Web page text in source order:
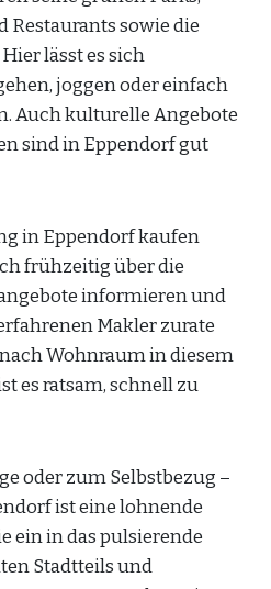
Restaurants sowie die
lässt es sich
joggen oder einfach
Auch kulturelle Angebote
sind in Eppendorf gut
in Eppendorf kaufen
frühzeitig über die
informieren und
Makler zurate
Wohnraum in diesem
es ratsam, schnell zu
oder zum Selbstbezug –
ist eine lohnende
ein in das pulsierende
Stadtteils und